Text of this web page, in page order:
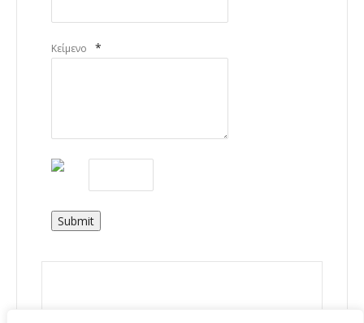
Κείμενο *
Submit